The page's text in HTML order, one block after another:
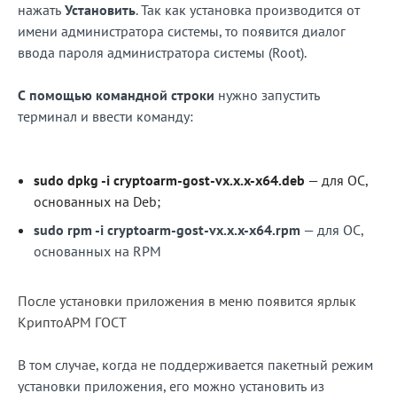
нажать Установить. Так как установка производится от
имени администратора системы, то появится диалог
ввода пароля администратора системы (Root).
С помощью командной строки нужно запустить
терминал и ввести команду:
sudo dpkg -i cryptoarm-gost-vx.x.x-x64.deb — для ОС,
основанных на Deb;
sudo rpm -i cryptoarm-gost-vx.x.x-x64.rpm — для ОС,
основанных на RPM
После установки приложения в меню появится ярлык
КриптоАРМ ГОСТ
В том случае, когда не поддерживается пакетный режим
установки приложения, его можно установить из